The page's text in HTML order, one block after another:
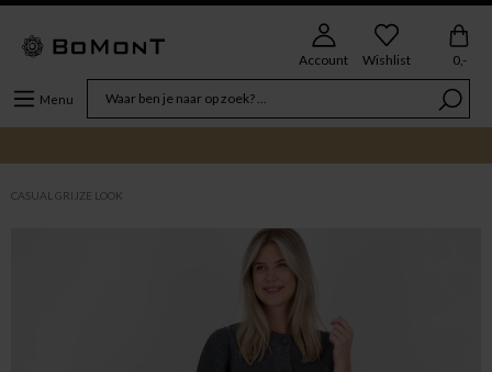
Menu
Account Wishlist 0,-
CASUAL GRIJZE LOOK